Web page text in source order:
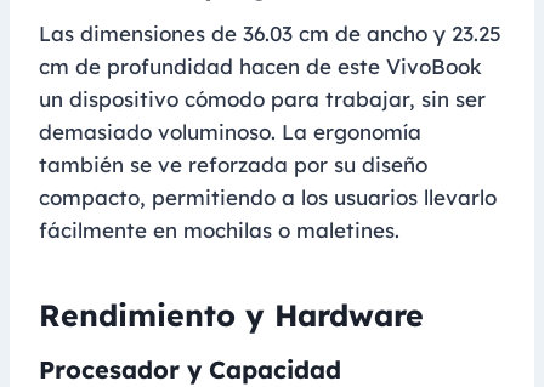
Las dimensiones de 36.03 cm de ancho y 23.25
cm de profundidad hacen de este VivoBook
un dispositivo cómodo para trabajar, sin ser
demasiado voluminoso. La ergonomía
también se ve reforzada por su diseño
compacto, permitiendo a los usuarios llevarlo
fácilmente en mochilas o maletines.
Rendimiento y Hardware
Procesador y Capacidad